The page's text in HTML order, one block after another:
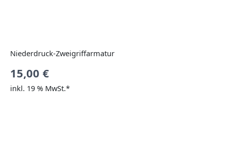
Niederdruck-Zweigriffarmatur
15,00 €
inkl. 19 % MwSt.*